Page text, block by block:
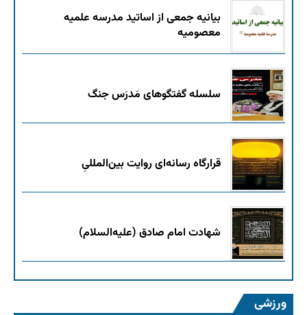
بیانیه جمعی از اساتید مدرسه علمیه
معصومیه
سلسله گفتگوهای مَدرَس جنگ
قرارگاه رسانه‌ای روایت بین‌المللیِ
شهادت امام صادق (علیه‌السلام)
ورزشی